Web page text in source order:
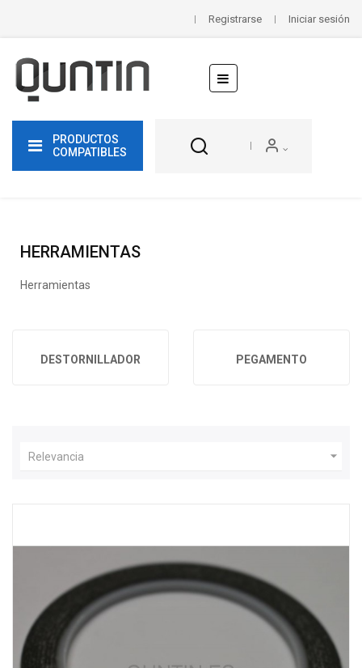
Registrarse Iniciar sesión
Navegación
de
☰
PRODUCTOS
COMPATIBLES
HERRAMIENTAS
Herramientas
DESTORNILLADOR PEGAMENTO
Relevancia 